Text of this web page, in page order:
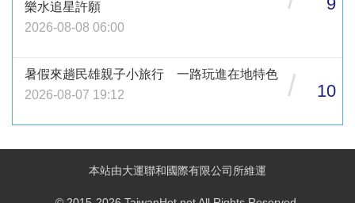
樂水追星許願
2026-08-08 06:00
暑假來趟民雄親子小旅行 一路玩進在地特色
2026-08-07 19:12
/ 10
本站由大運聯和國際有限公司所維運